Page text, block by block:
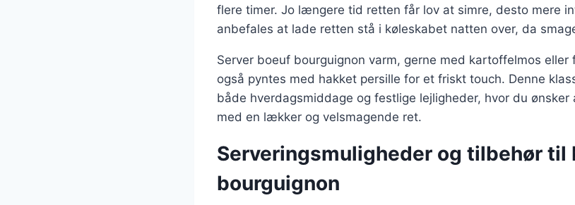
flere timer. Jo længere tid retten får lov at simre, desto mere
anbefales at lade retten stå i køleskabet natten over, da
Server boeuf bourguignon varm, gerne med kartoffelmos
også pyntes med hakket persille for et friskt touch. Denne
både hverdagsmiddage og festlige lejligheder, hvor du
med en lækker og velsmagende ret.
Serveringsmuligheder og tilbehør til
bourguignon